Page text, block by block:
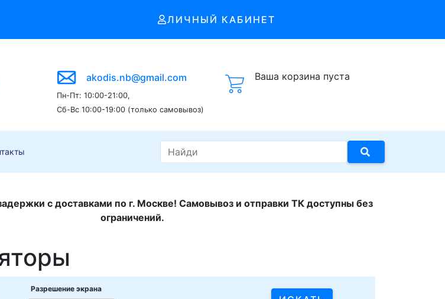
ЛИЧНЫЙ КАБИНЕТ
akodis.nb@gmail.com
Пн-Пт: 10:00-21:00,
Сб-Вс 10:00-19:00 (только самовывоз)
Ваша корзина пуста
с доставками по г. Москве! Самовывоз и отправки ТК доступны без
ограничений.
Разрешение экрана